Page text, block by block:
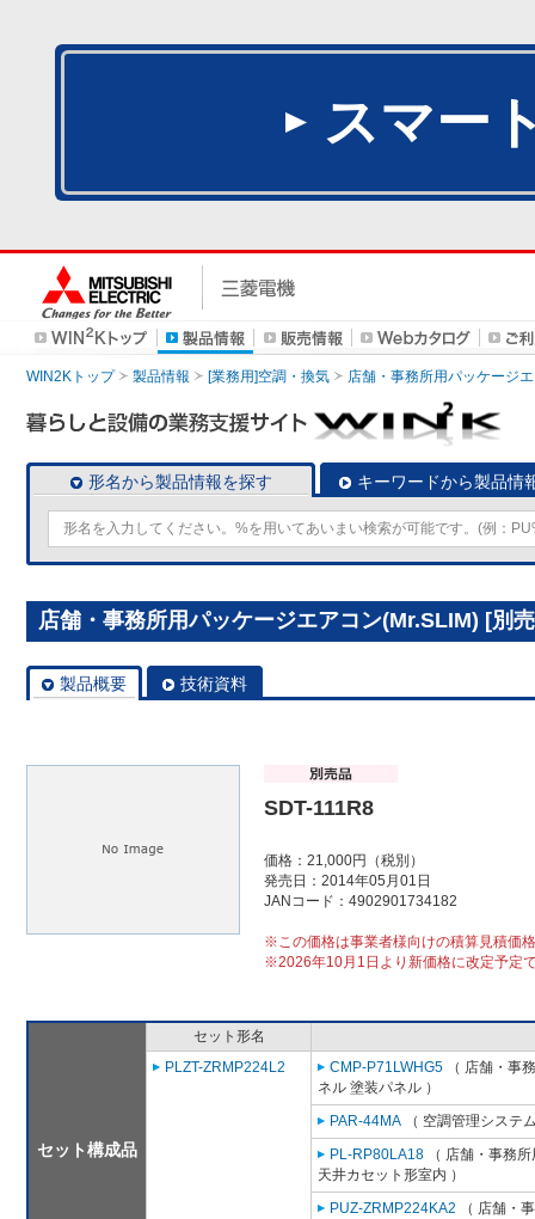
スマー
WIN2Kトップ 製品情報 [業務用]空調・換気 店舗・事務所用パッケージ
形名から製品情報を探す キーワードから製品情
店舗・事務所用パッケージエアコン(Mr.SLIM) [別
製品概要 技術資料
SDT-111R8
価格：21,000円（税別）
発売日：2014年05月01日
JANコード：4902901734182
※この価格は事業者様向けの積算見積価
※2026年10月1日より新価格に改定予定
セット構成品
セット形名
PLZT-ZRMP224L2
CMP-P71LWHG5 （ 店舗・事
ネル 塗装パネル ）
PAR-44MA （ 空調管理システ
PL-RP80LA18 （ 店舗・事務
天井カセット形室内 ）
PUZ-ZRMP224KA2 （ 店舗・